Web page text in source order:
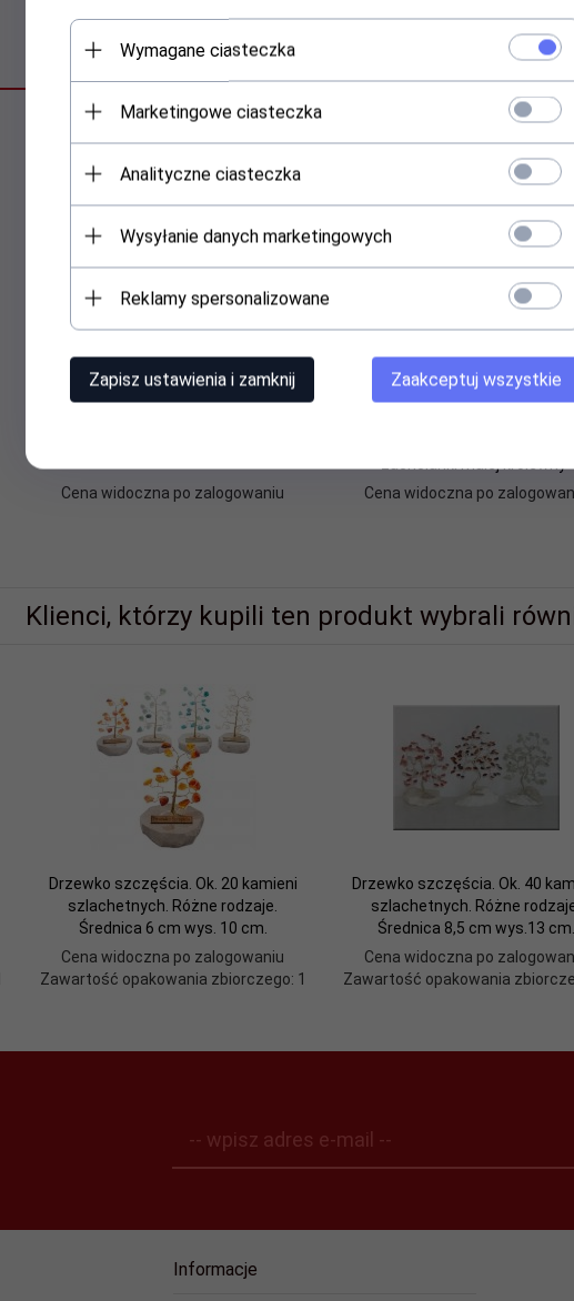
Polecamy
Cena widoczna po zalogowaniu
Cena widoczna po
Klienci, którzy kupili ten produkt wybrali
Drzewko szczęścia. Ok. 20 kamieni
szlachetnych. Różne rodzaje.
Średnica 6 cm wys. 10 cm.
Cena widoczna po zalogowaniu
Zawartość opakowania zbiorczego: 1
Drzewko szczęścia. Ok. 40
szlachetnych. Różne
Średnica 8,5 cm wys.13 cm.
Cena widoczna po
Zawartość opakowania
-- wpisz adres e-mail --
Informacje
Wymagane ciasteczka
Marketingowe ciasteczka
Analityczne ciasteczka
Wysyłanie danych marketingowych
Reklamy spersonalizowane
Zapisz ustawienia i zamknij Zaakceptuj wszystkie